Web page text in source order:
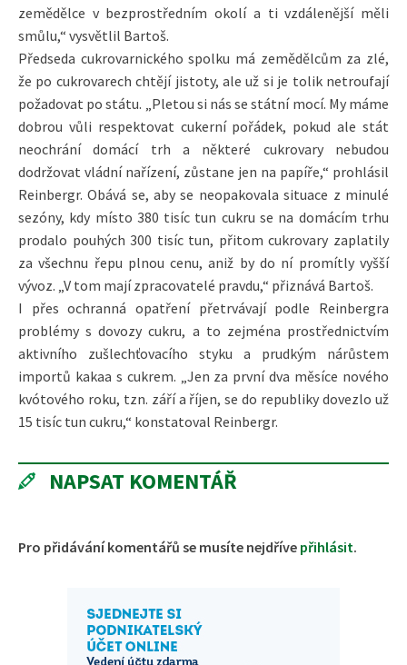
zemědělce v bezprostředním okolí a ti vzdálenější měli
smůlu,“ vysvětlil Bartoš.
Předseda cukrovarnického spolku má zemědělcům za zlé,
že po cukrovarech chtějí jistoty, ale už si je tolik netroufají
požadovat po státu. „Pletou si nás se státní mocí. My máme
dobrou vůli respektovat cukerní pořádek, pokud ale stát
neochrání domácí trh a některé cukrovary nebudou
dodržovat vládní nařízení, zůstane jen na papíře,“ prohlásil
Reinbergr. Obává se, aby se neopakovala situace z minulé
sezóny, kdy místo 380 tisíc tun cukru se na domácím trhu
prodalo pouhých 300 tisíc tun, přitom cukrovary zaplatily
za všechnu řepu plnou cenu, aniž by do ní promítly vyšší
vývoz. „V tom mají zpracovatelé pravdu,“ přiznává Bartoš.
I přes ochranná opatření přetrvávají podle Reinbergra
problémy s dovozy cukru, a to zejména prostřednictvím
aktivního zušlechťovacího styku a prudkým nárůstem
importů kakaa s cukrem. „Jen za první dva měsíce nového
kvótového roku, tzn. září a říjen, se do republiky dovezlo už
15 tisíc tun cukru,“ konstatoval Reinbergr.
NAPSAT KOMENTÁŘ
Pro přidávání komentářů se musíte nejdříve přihlásit.